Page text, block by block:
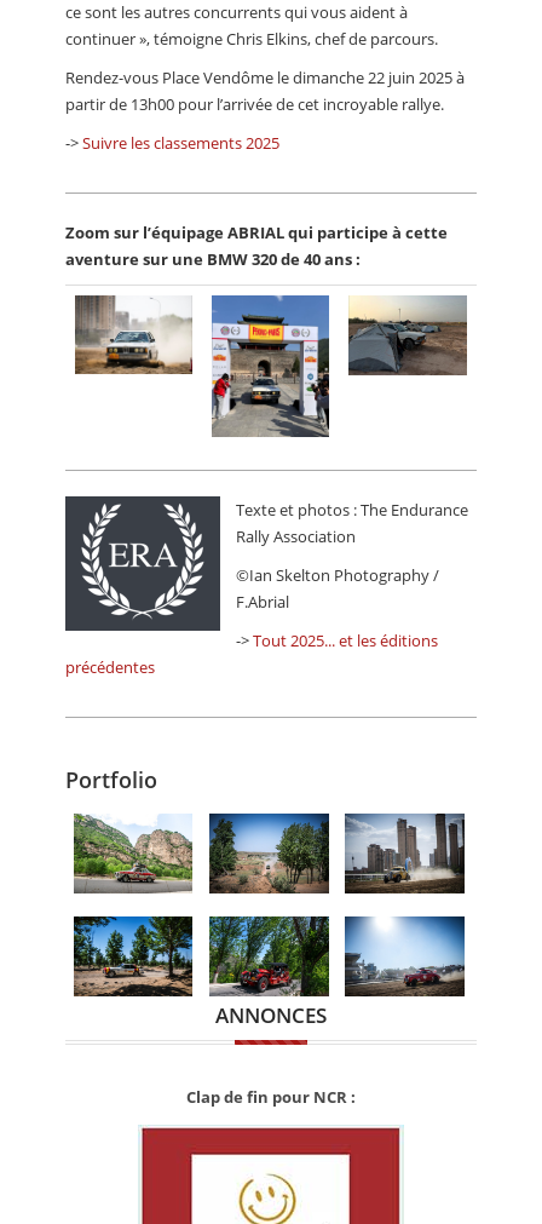
ce sont les autres concurrents qui vous aident à
continuer », témoigne Chris Elkins, chef de parcours.
Rendez-vous Place Vendôme le dimanche 22 juin 2025 à
partir de 13h00 pour l’arrivée de cet incroyable rallye.
->Suivre les classements 2025
Zoom sur l’équipage ABRIAL qui participe à cette
aventure sur une BMW 320 de 40 ans :
Texte et photos : The Endurance
Rally Association
©Ian Skelton Photography /
F.Abrial
->Tout 2025... et les éditions
précédentes
Portfolio
ANNONCES
Clap de fin pour NCR :